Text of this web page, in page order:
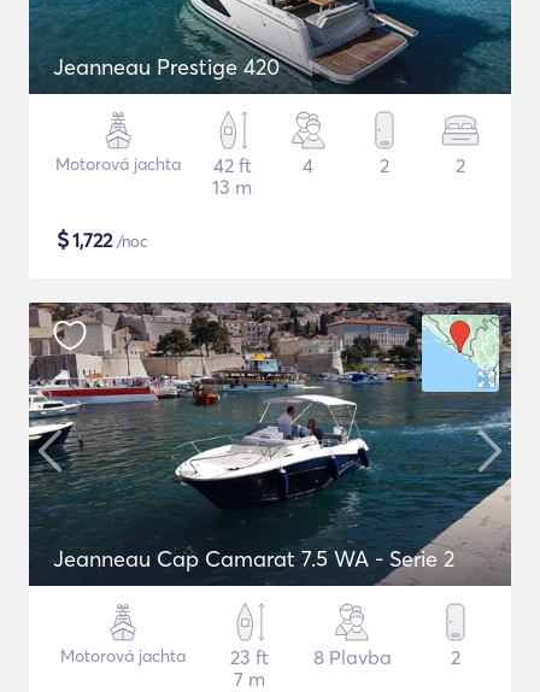
Jeanneau Prestige 420
Motorová jachta
42 ft
13 m
4 2 2
$1,722/noc
Jeanneau Cap Camarat 7.5 WA - Serie 2
Motorová jachta
23 ft
7 m
8 Plavba 2